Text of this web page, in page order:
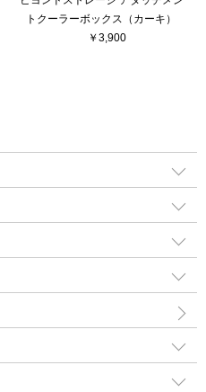
トクーラーボックス（カーキ）
￥3,900